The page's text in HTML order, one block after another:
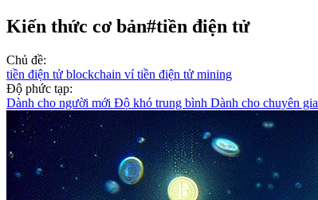
Kiến thức cơ bản#tiền điện tử
Chủ đề:
tiền điện tử blockchain ví tiền điện tử mining
Độ phức tạp:
Dành cho người mới Độ khó trung bình Dành cho chuyên gia